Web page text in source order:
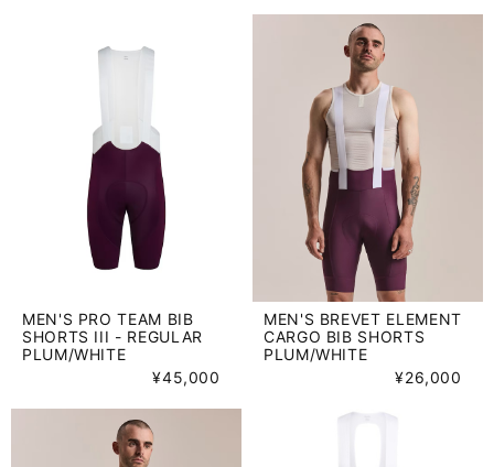
MEN'S PRO TEAM BIB
SHORTS III - REGULAR
PLUM/WHITE
¥45,000
MEN'S BREVET ELEMENT
CARGO BIB SHORTS
PLUM/WHITE
¥26,000